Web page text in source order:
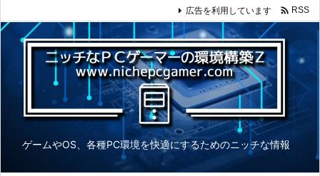
ゲームやOS、各種PC環境を快適にするためのニッチな情報
広告を利用しています  RSS